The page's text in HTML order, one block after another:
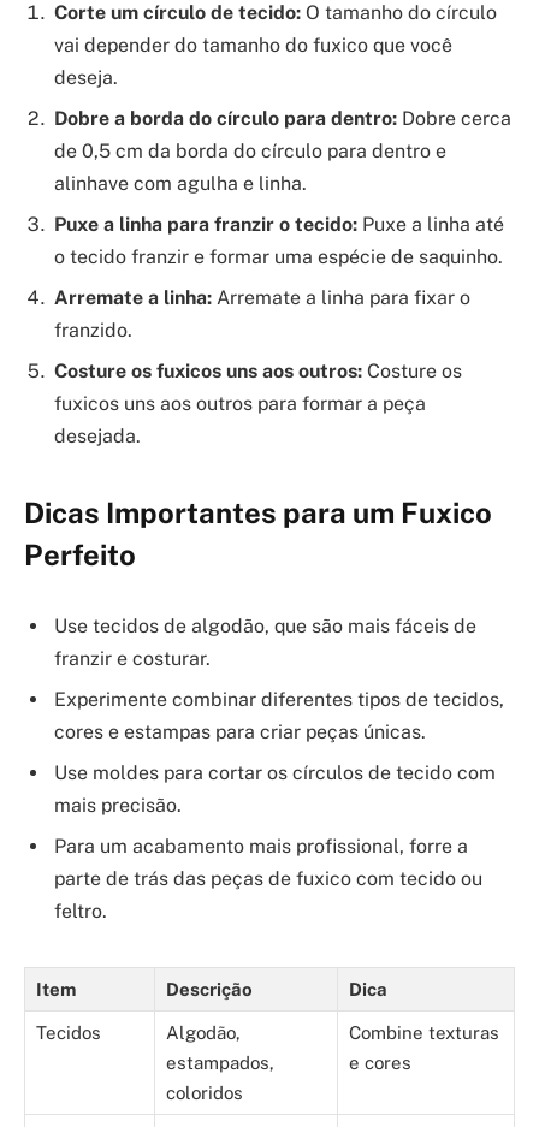
Corte um círculo de tecido: O tamanho do círculo
vai depender do tamanho do fuxico que você
deseja.
Dobre a borda do círculo para dentro: Dobre cerca
de 0,5 cm da borda do círculo para dentro e
alinhave com agulha e linha.
Puxe a linha para franzir o tecido: Puxe a linha até
o tecido franzir e formar uma espécie de saquinho.
Arremate a linha: Arremate a linha para fixar o
franzido.
Costure os fuxicos uns aos outros: Costure os
fuxicos uns aos outros para formar a peça
desejada.
Dicas Importantes para um Fuxico
Perfeito
Use tecidos de algodão, que são mais fáceis de
franzir e costurar.
Experimente combinar diferentes tipos de tecidos,
cores e estampas para criar peças únicas.
Use moldes para cortar os círculos de tecido com
mais precisão.
Para um acabamento mais profissional, forre a
parte de trás das peças de fuxico com tecido ou
feltro.
Item Descrição Dica
Tecidos
Algodão,
estampados,
coloridos
Combine texturas
e cores